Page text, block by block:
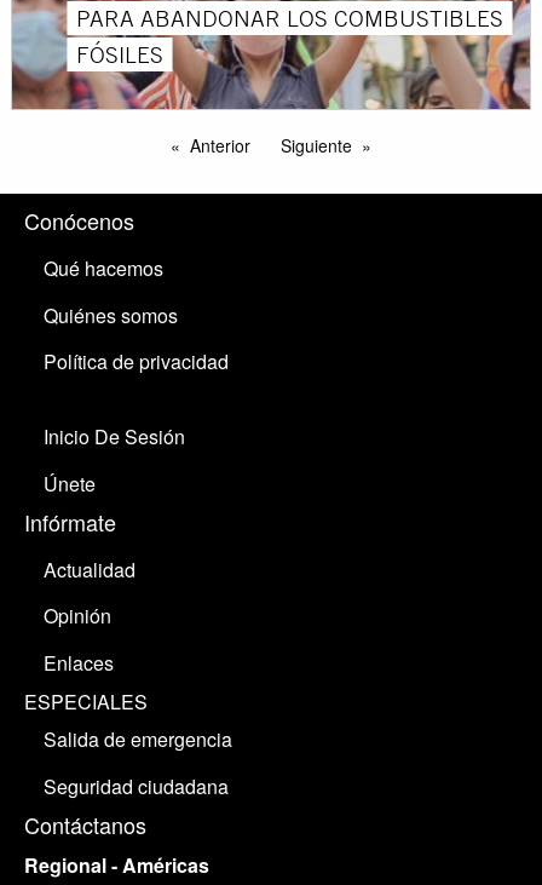
PARA ABANDONAR LOS COMBUSTIBLES
FÓSILES
Anterior Siguiente
Conócenos
Qué hacemos
Quiénes somos
Política de privacidad
Inicio De Sesión
Únete
Infórmate
Actualidad
Opinión
Enlaces
ESPECIALES
Salida de emergencia
Seguridad ciudadana
Contáctanos
Regional - Américas